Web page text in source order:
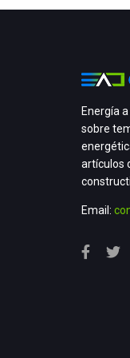
Energía
sobre
artículos
Email: